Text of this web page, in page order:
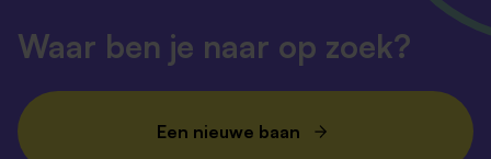
Waar ben je naar op zoek?
Een nieuwe baan